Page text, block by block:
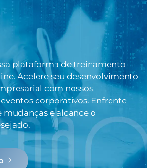
plataforma de treinamento
Acelere seu desenvolvimento
com nossos
corporativos. Enfrente
mudanças e alcance o